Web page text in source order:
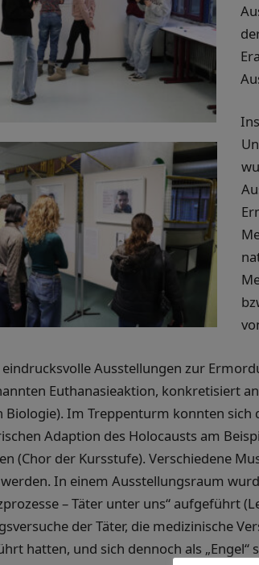
eindrucksvolle Ausstellungen zur
Euthanasieaktion, konkretisiert
Biologie). Im Treppenturm konnten sich
Adaption des Holocausts am
(Chor der Kursstufe). Verschiedene
In einem Ausstellungsraum
– Täter unter uns“ aufgeführt
der Täter, die medizinische
hatten, und sich dennoch als „Engel“